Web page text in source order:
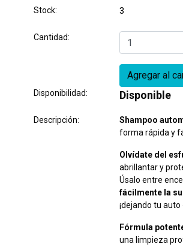
Stock: 3
Cantidad:
Disponibilidad:
Disponible
Descripción: Shampoo
forma rápida y
Olvídate del
abrillantar y
Úsalo entre
fácilmente la
¡dejando tu
Fórmula
una limpieza